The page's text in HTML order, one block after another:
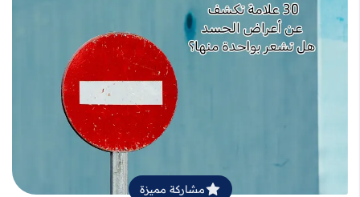
قراءة المزيد عن أعراض الحسد بالتفصيل: 30 علامة مهمة للتمييز
مشاركة مميزة